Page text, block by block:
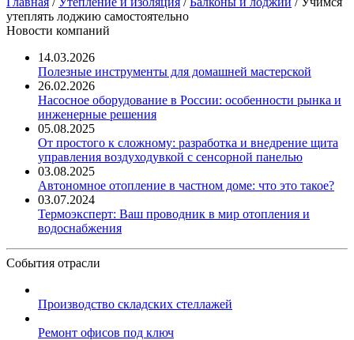
утеплять лоджию самостоятельно
Новости компаний
14.03.2026
Полезные инструменты для домашней мастерской
26.02.2026
Насосное оборудование в России: особенности рынка и
инженерные решения
05.08.2025
От простого к сложному: разработка и внедрение щита
управления воздуходувкой с сенсорной панелью
03.08.2025
Автономное отопление в частном доме: что это такое?
03.07.2024
Термоэксперт: Ваш проводник в мир отопления и
водоснабжения
События отрасли
Производство складских стеллажей
Ремонт офисов под ключ